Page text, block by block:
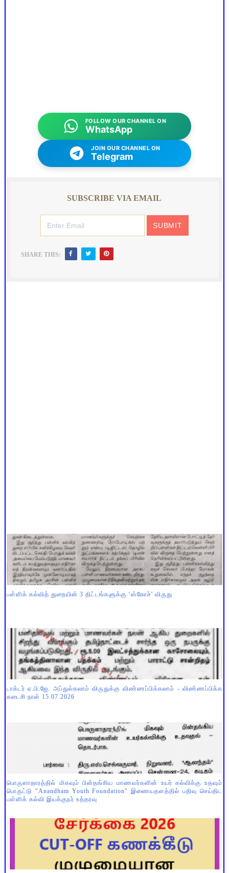
FOLLOW OUR CHANNEL ON
WhatsApp
JOIN OUR CHANNEL ON
Telegram
SUBSCRIBE VIA EMAIL
SHARE THIS:
பள்ளிக் கல்வித் துறையின் 3 திட்டங்களுக்கு ‘ஸ்கோச்' விருது
டாக்டர் ஏ.பி.ஜே. அப்துல்கலாம் விருதுக்கு விண்ணப்பிக்கலாம் - விண்ணப்பிக்க
கடைசி நாள் 15.07.2026
பொருளாதாரத்தில் மிகவும் பின்தங்கிய மாணவர்களின் உயர் கல்விக்கு உதவும்
பொருட்டு "Anandham Youth Foundation" இணையதளத்தில் பதிவு செய்திட
பள்ளிக் கல்வி இயக்குநர் உத்தரவு